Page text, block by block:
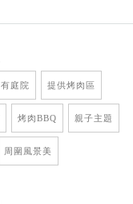
有庭院 提供烤肉區
烤肉BBQ 親子主題
周圍風景美